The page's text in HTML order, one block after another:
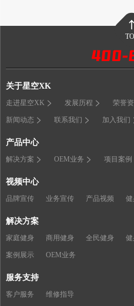
关于星空XK
走进星空XK 发展历程 荣誉
新闻动态 联系我们 加入我们
产品中心
解决方案 OEM业务 项目案例
视频中心
品牌宣传 业务宣传 产品视频 健
解决方案
家庭健身 商用健身 全民健身 健
案例展示 OEM业务
服务支持
客户服务 维修指导